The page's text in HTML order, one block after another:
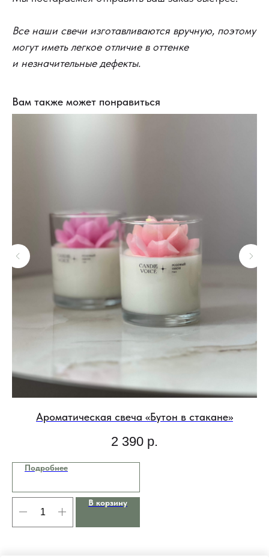
Все наши свечи изготавливаются вручную, поэтому
могут иметь легкое отличие в оттенке
и незначительные дефекты.
Вам также может понравиться
Ароматическая свеча «Бутон в стакане»
2 390 р.
Подробнее
В корзину